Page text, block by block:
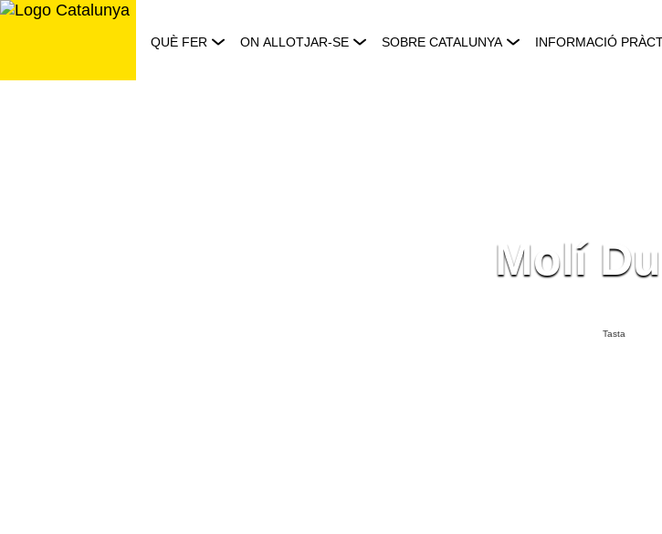
Saltar
QUÈ FER ON ALLOTJAR-SE SOBRE CATALUNYA INFORMACIÓ
Molí
Tasta